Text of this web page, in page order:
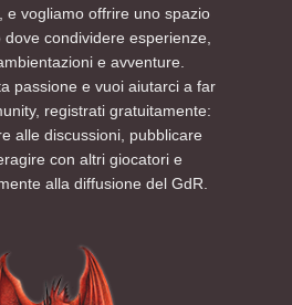
e vogliamo offrire uno spazio
condividere esperienze,
e avventure.
passione e vuoi aiutarci a far
registrati gratuitamente:
alle discussioni, pubblicare
con altri giocatori e
alla diffusione del GdR.